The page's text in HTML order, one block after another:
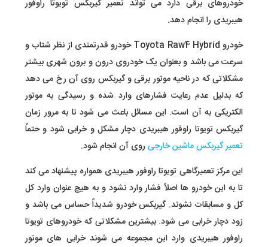
خودروهای برقی دارد می تواند تعمیر گیربکس تویوتا راوفور
هیبریدی را انجام دهد.
خودرو Toyota Raw4 Hybrid خودرو قدرتمندی از نظر شتاب و
سرعت می باشد و بعنوان یک خودروی درون و برون شهری بیشتر
مشکلاتی که در ناحیه موتور برقی و گیربکس روی آن رخ می دهد
که بدلیل عدم رعایت فشارهای وارد شده و رسیدگی به موتور
الکتریکی به آن است. این مسائل باعث می شود تا به مرور زمان
گیربکس تویوتا راوفور هیبریدی دچار مشکل و خرابی شود و حتماً
تعمیر گیربکس ماشین خارجی روی آن انجام شود.
این مرکز تعمیرگاهی تویوتا راوفور هیبریدی همواره پیشنهاد می کند
تا به این خودرو ها اصلاً فشار وارد نشود و به هیچ عنوان وارد کل
کل و مسابقات نشوند. گیربکس خودرو شدیداً حساس می باشد و
زود دچار خرابی می شود. بیشترین مشکلاتی که خودروهای تویوتا
راوفور هیبریدی وارد این مجموعه می شوند خرابی های موتور